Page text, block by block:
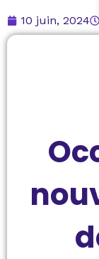
10 juin, 2024